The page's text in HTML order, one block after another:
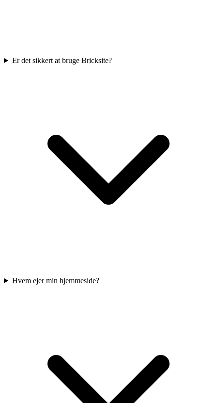
Er det sikkert at bruge Bricksite?
Hvem ejer min hjemmeside?